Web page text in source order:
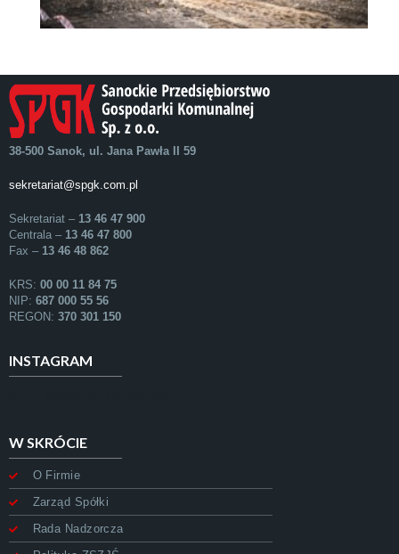
38-500 Sanok, ul. Jana Pawła II 59
sekretariat@spgk.com.pl
Sekretariat – 13 46 47 900
Centrala – 13 46 47 800
Fax – 13 46 48 862
KRS: 00 00 11 84 75
NIP: 687 000 55 56
REGON: 370 301 150
INSTAGRAM
W SKRÓCIE
O Firmie
Zarząd Spółki
Rada Nadzorcza